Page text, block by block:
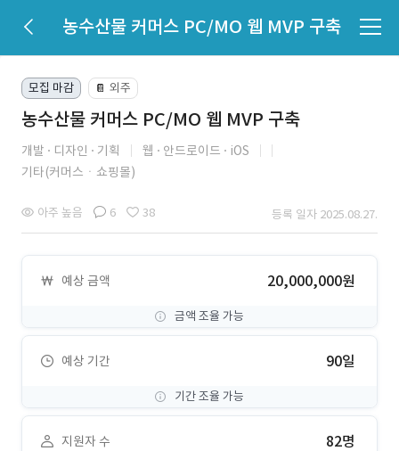
농수산물 커머스 PC/MO 웹 MVP 구축
모집 마감 📔 외주
농수산물 커머스 PC/MO 웹 MVP 구축
개발 디자인 기획 웹 안드로이드
iOS
기타(커머스ㆍ쇼핑몰)
아주 높음 6 38 등록 일자 2025.08.27.
예상 금액 20,000,000원
금액 조율 가능
예상 기간 90일
기간 조율 가능
지원자 수 82명